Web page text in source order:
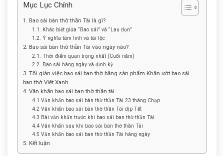
Mục Lục Chính
1. Bao sái bàn thờ thần Tài là gì?
1.1. Khác biệt giữa “Bao sái” và “Lau dọn”
1.2. Ý nghĩa tâm linh và tài lộc
2. Bao sái bàn thờ thần Tài vào ngày nào?
2.1. Thời điểm quan trọng nhất (Cuối năm)
2.2. Bao sái hàng ngày và định kỳ
3. Tối giản việc bao sái ban thờ bằng sản phẩm Khăn ướt bao sái
ban thờ Việt Xanh
4. Văn khấn bao sái ban thờ thần tài
4.1 Văn khấn bao sái bàn thờ thần Tài 23 tháng Chạp
4.2 Văn khấn bao sái bàn thờ thần Tài dịp Tết
4.3 Bài văn khấn trước khi bao sái ban thờ thần Tài
4.4 Văn khấn sau khi bao sái ban thờ thần Tài
4.5 Văn khấn bao sái ban thờ thần Tài hàng ngày
5. Kết luận